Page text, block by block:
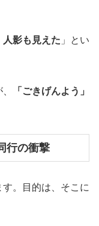
影も見えた 」とい
「ごきげんよう」
行の衝撃
。目的は、そこに